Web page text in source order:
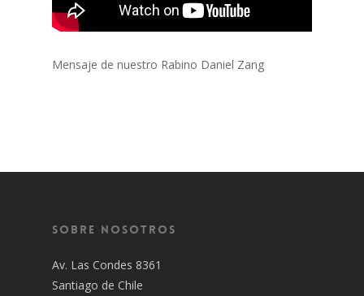
Mensaje de nuestro Rabino Daniel Zang
Sobre Nosotros
Av. Las Condes 8361
Santiago de Chile